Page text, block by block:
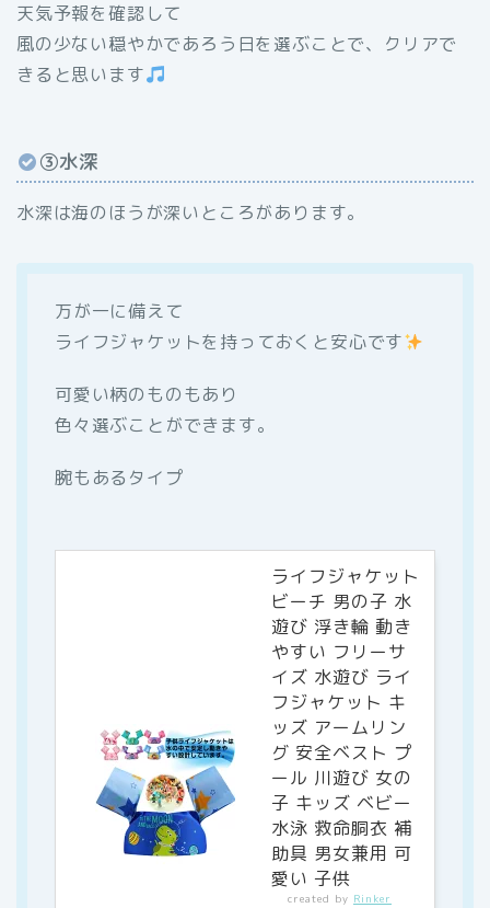
天気予報を確認して
風の少ない穏やかであろう日を選ぶことで、クリアで
きると思います
③水深
水深は海のほうが深いところがあります。
万が一に備えて
ライフジャケットを持っておくと安心です
可愛い柄のものもあり
色々選ぶことができます。
腕もあるタイプ
ライフジャケット
ビーチ 男の子 水
遊び 浮き輪 動き
やすい フリーサ
イズ 水遊び ライ
フジャケット キ
ッズ アームリン
グ 安全ベスト プ
ール 川遊び 女の
子 キッズ ベビー
水泳 救命胴衣 補
助具 男女兼用 可
愛い 子供
created by Rinker